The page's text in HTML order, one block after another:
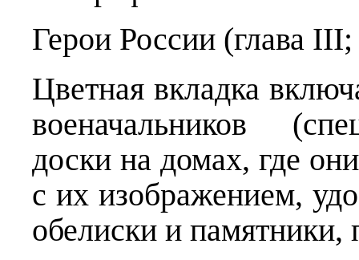
Герои России (глава
Цветная вкладка
военачальников
доски на домах, где
с их изображением,
обелиски и